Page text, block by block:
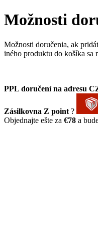
Možnosti
Možnosti doručenia, ak
iného produktu do košíka sa
PPL doručení na adresu
Zásilkovna Z point ?
Objednajte ešte za €78 a